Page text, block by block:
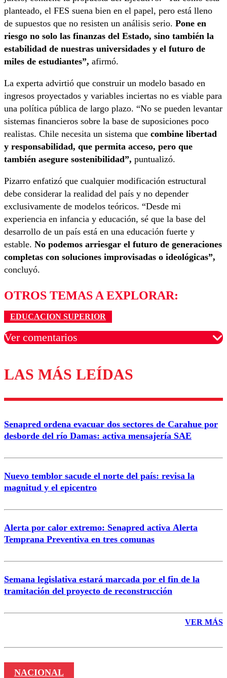
planteado, el FES suena bien en el papel, pero está lleno
de supuestos que no resisten un análisis serio. Pone en
riesgo no solo las finanzas del Estado, sino también la
estabilidad de nuestras universidades y el futuro de
miles de estudiantes”, afirmó.
La experta advirtió que construir un modelo basado en
ingresos proyectados y variables inciertas no es viable para
una política pública de largo plazo. “No se pueden levantar
sistemas financieros sobre la base de suposiciones poco
realistas. Chile necesita un sistema que combine libertad
y responsabilidad, que permita acceso, pero que
también asegure sostenibilidad”, puntualizó.
Pizarro enfatizó que cualquier modificación estructural
debe considerar la realidad del país y no depender
exclusivamente de modelos teóricos. “Desde mi
experiencia en infancia y educación, sé que la base del
desarrollo de un país está en una educación fuerte y
estable. No podemos arriesgar el futuro de generaciones
completas con soluciones improvisadas o ideológicas”,
concluyó.
OTROS TEMAS A EXPLORAR:
EDUCACION SUPERIOR
Ver comentarios
Los comentarios son moderados para garantizar un
diálogo respetuoso.
Correo
LAS MÁS LEÍDAS
Senapred ordena evacuar dos sectores de Carahue por
desborde del río Damas: activa mensajería SAE
Nuevo temblor sacude el norte del país: revisa la
magnitud y el epicentro
Alerta por calor extremo: Senapred activa Alerta
Temprana Preventiva en tres comunas
Semana legislativa estará marcada por el fin de la
tramitación del proyecto de reconstrucción
VER MÁS
NACIONAL